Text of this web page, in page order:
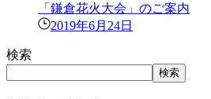
「鎌倉花火大会」のご案内
2019年6月24日
検索
検索